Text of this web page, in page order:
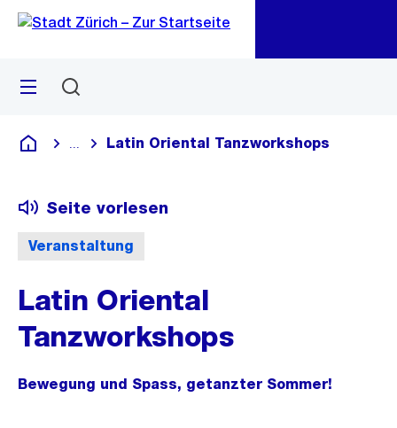
Navigation
Sprunglink
Menü
Deutsch
Blende alle Breadcrumbs ein
Latin Oriental Tanzworkshops
Veranstaltung
Seite vorlesen
Latin Oriental
Tanzworkshops
Bewegung und Spass, getanzter Sommer!